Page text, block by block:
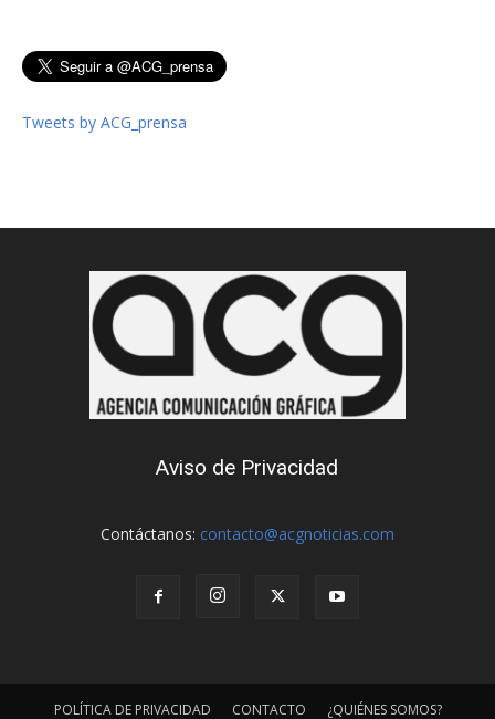
Tweets by ACG_prensa
Aviso de Privacidad
Contáctanos: contacto@acgnoticias.com
POLÍTICA DE PRIVACIDAD CONTACTO ¿QUIÉNES SOMOS?